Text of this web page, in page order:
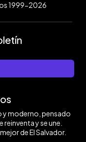
1999-2026
moderno, pensado
reinventa y se une.
de El Salvador.